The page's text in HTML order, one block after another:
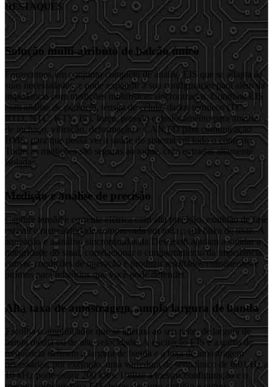
DESTAQUES
Solução multi-atributo de balcão único
Fornecemos um conjunto completo de análise EIS que se adapta às
suas necessidades, e pode expandir a sua configuração para além da
impedância com medições multifísicas sincronizadas. Combine EIS
com análise de potência, tensão de célula, dados térmicos (TC,
RTD, NTC, KTY, IR), força, pressão e deslocamento para análise
de inchaço, vibração, deformação e CAN FD para comunicação
BMS, para que possa ver a saúde do sistema em todo o contexto.
Todas as medições são seguras ao toque, com entradas altamente
isoladas.
Medição e análise de precisão
Capture tensão e corrente elétrica com alta precisão, exatidão de fase
estável e rastreabilidade comprovada em toda a sua faixa de teste. A
aquisição e a análise sincronizadas da Dewesoft ajudam a validar a
integridade do sinal, correlacionar o comportamento da impedância
com as condições de operação e produzir resultados consistentes e
prontos para relatórios que você pode defender.
Alta taxa de amostragem, ampla largura de banda
Escolha o amplificador que se adequa ao seu teste, de largura de
banda média ou de alta velocidade. A excitação EIS e a gama de
frequência definem a largura de banda e a taxa de amostragem
necessárias, por exemplo, uma varredura de seno único de 0,01 Hz a
10 kHz pode exigir 200 kS/s. Utilize a mesma configuração e o